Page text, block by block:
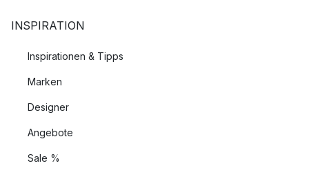
INSPIRATION
Inspirationen & Tipps
Marken
Designer
Angebote
Sale %